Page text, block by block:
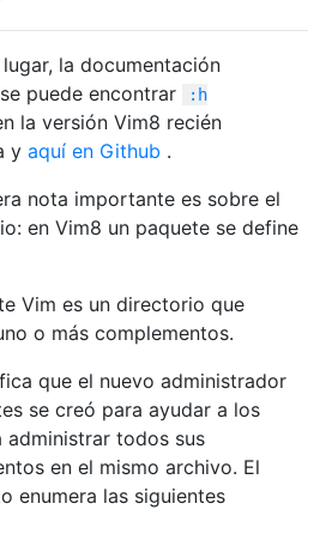
la documentación
puede encontrar
:h
la versión Vim8 recién
y aquí en Github .
nota importante es sobre el
en Vim8 un paquete se define
Vim es un directorio que
o más complementos.
que el nuevo administrador
se creó para ayudar a los
administrar todos sus
en el mismo archivo. El
enumera las siguientes